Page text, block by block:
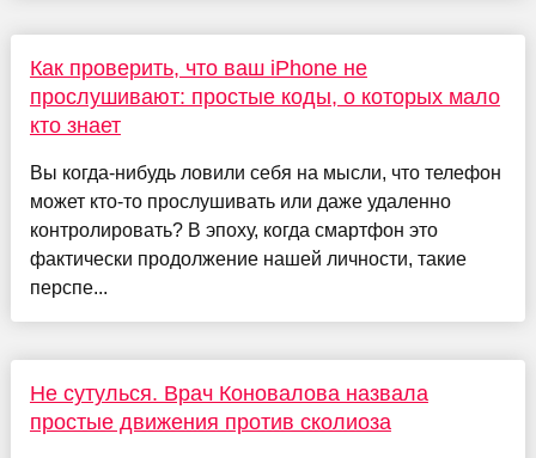
Как проверить, что ваш iPhone не
прослушивают: простые коды, о которых мало
кто знает
Вы когда-нибудь ловили себя на мысли, что телефон
может кто-то прослушивать или даже удаленно
контролировать? В эпоху, когда смартфон это
фактически продолжение нашей личности, такие
перспе...
Не сутулься. Врач Коновалова назвала
простые движения против сколиоза